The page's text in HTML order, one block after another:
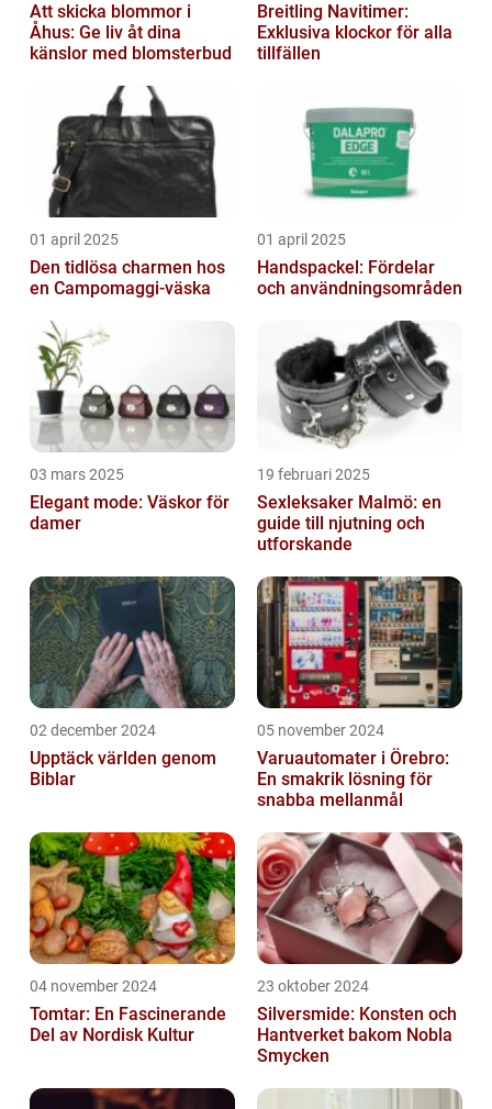
Att skicka blommor i
Åhus: Ge liv åt dina
känslor med blomsterbud
Breitling Navitimer:
Exklusiva klockor för alla
tillfällen
01 april 2025
Den tidlösa charmen hos
en Campomaggi-väska
01 april 2025
Handspackel: Fördelar
och användningsområden
03 mars 2025
Elegant mode: Väskor för
damer
19 februari 2025
Sexleksaker Malmö: en
guide till njutning och
utforskande
02 december 2024
Upptäck världen genom
Biblar
05 november 2024
Varuautomater i Örebro:
En smakrik lösning för
snabba mellanmål
04 november 2024
Tomtar: En Fascinerande
Del av Nordisk Kultur
23 oktober 2024
Silversmide: Konsten och
Hantverket bakom Nobla
Smycken